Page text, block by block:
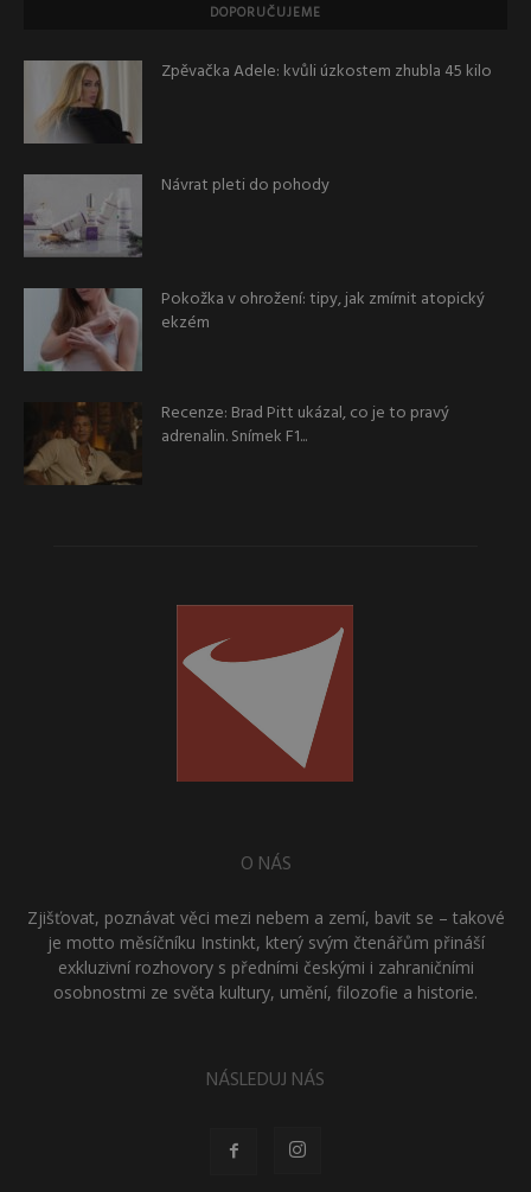
DOPORUČUJEME
Zpěvačka Adele: kvůli úzkostem zhubla 45 kilo
Návrat pleti do pohody
Pokožka v ohrožení: tipy, jak zmírnit atopický
ekzém
Recenze: Brad Pitt ukázal, co je to pravý
adrenalin. Snímek F1...
O NÁS
Zjišťovat, poznávat věci mezi nebem a zemí, bavit se – takové
je motto měsíčníku Instinkt, který svým čtenářům přináší
exkluzivní rozhovory s předními českými i zahraničními
osobnostmi ze světa kultury, umění, filozofie a historie.
NÁSLEDUJ NÁS